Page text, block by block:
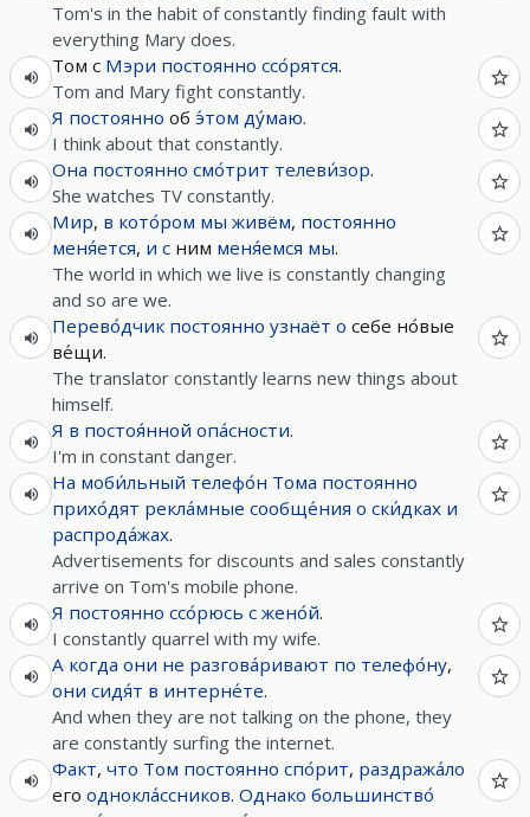
Tom's in the habit of constantly finding fault with
everything Mary does.
Том c Мэри постоянно ссо́рятся.
Tom and Mary fight constantly.
Я постоянно об э́том ду́маю.
I think about that constantly.
Она постоянно смо́трит телеви́зор.
She watches TV constantly.
Мир, в кото́ром мы живём, постоянно
меня́ется, и с ним меня́емся мы.
The world in which we live is constantly changing
and so are we.
Перево́дчик постоянно узнаёт о себе но́вые
ве́щи.
The translator constantly learns new things about
himself.
Я в постоя́нной опа́сности.
I'm in constant danger.
На моби́льный телефо́н Тома постоянно
прихо́дят рекла́мные сообще́ния о ски́дках и
распрода́жах.
Advertisements for discounts and sales constantly
arrive on Tom's mobile phone.
Я постоянно ссо́рюсь с жено́й.
I constantly quarrel with my wife.
А когда они не разгова́ривают по телефо́ну,
они сидя́т в интерне́те.
And when they are not talking on the phone, they
are constantly surfing the internet.
Факт, что Том постоянно спо́рит, раздража́ло
его однокла́ссников. Однако большинство́